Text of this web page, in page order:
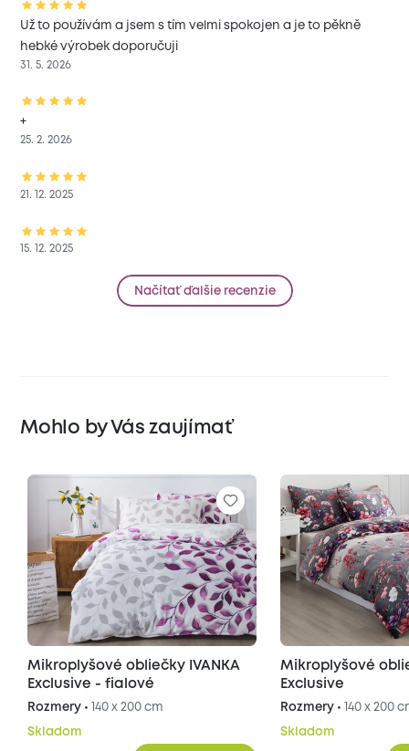
Už to používám a jsem s tím velmi spokojen a je to pěkně
hebké výrobek doporučuji
31. 5. 2026
+
25. 2. 2026
21. 12. 2025
15. 12. 2025
Načítať ďalšie recenzie
Mohlo by Vás zaujímať
Mikroplyšové obliečky IVANKA
Exclusive - fialové
Rozmery • 140 x 200 cm
Skladom
Mikroplyšové
Exclusive
Rozmery • 140 x 200
Skladom